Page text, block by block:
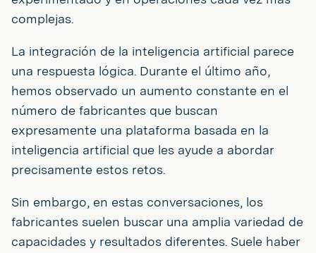
complejas.
La integración de la inteligencia artificial parece
una respuesta lógica. Durante el último año,
hemos observado un aumento constante en el
número de fabricantes que buscan
expresamente una plataforma basada en la
inteligencia artificial que les ayude a abordar
precisamente estos retos.
Sin embargo, en estas conversaciones, los
fabricantes suelen buscar una amplia variedad de
capacidades y resultados diferentes. Suele haber